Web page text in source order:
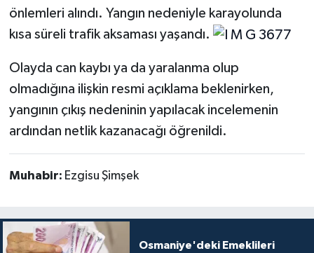
önlemleri alındı. Yangın nedeniyle karayolunda
kısa süreli trafik aksaması yaşandı.
Olayda can kaybı ya da yaralanma olup
olmadığına ilişkin resmi açıklama beklenirken,
yangının çıkış nedeninin yapılacak incelemenin
ardından netlik kazanacağı öğrenildi.
Muhabir: Ezgisu Şimşek
Osmaniye'deki Emeklileri